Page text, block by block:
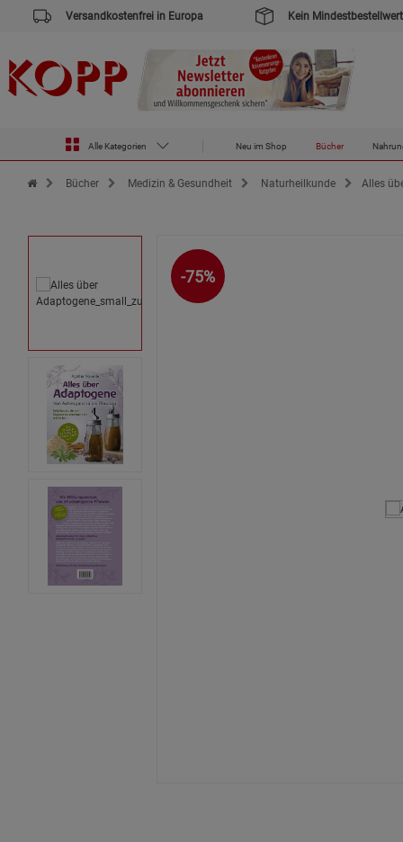
Versandkostenfrei in Europa Kein Mindestbestellwert
Alle Kategorien Neu im Shop Bücher
Zur Startseite des Kopp Verlag Online-Shop
Bücher Medizin & Gesundheit Naturheilkunde Alles
-75%